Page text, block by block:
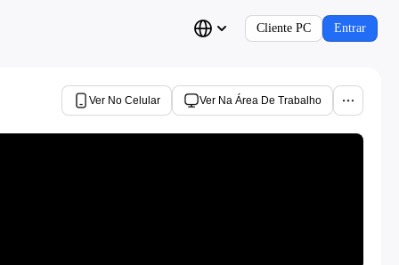
Cliente PC Entrar
Ver No Celular Ver Na Área De Trabalho